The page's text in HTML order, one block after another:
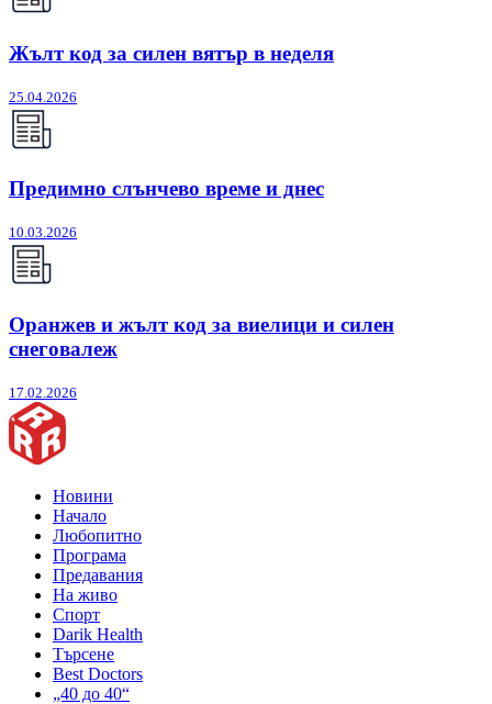
Жълт код за силен вятър в неделя
25.04.2026
Предимно слънчево време и днес
10.03.2026
Оранжев и жълт код за виелици и силен
снеговалеж
17.02.2026
Новини
Начало
Любопитно
Програма
Предавания
На живо
Спорт
Darik Health
Търсене
Best Doctors
„40 до 40“